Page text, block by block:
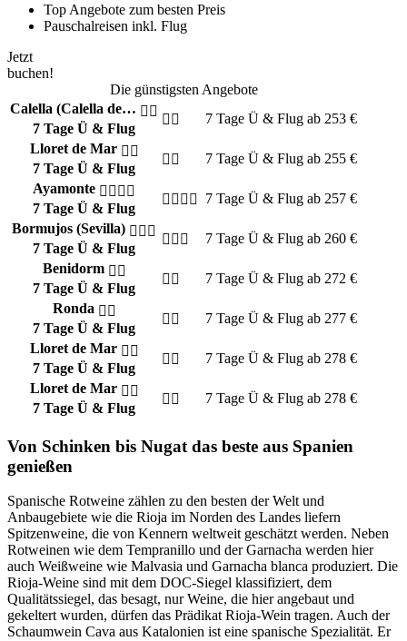
Top Angebote zum besten Preis
Pauschalreisen inkl. Flug
Jetzt
buchen!
Die günstigsten Angebote
Calella (Calella de…
7 Tage Ü & Flug
7 Tage Ü & Flug ab 253 €
Lloret de Mar
7 Tage Ü & Flug
7 Tage Ü & Flug ab 255 €
Ayamonte
7 Tage Ü & Flug
7 Tage Ü & Flug ab 257 €
Bormujos (Sevilla)
7 Tage Ü & Flug
7 Tage Ü & Flug ab 260 €
Benidorm
7 Tage Ü & Flug
7 Tage Ü & Flug ab 272 €
Ronda
7 Tage Ü & Flug
7 Tage Ü & Flug ab 277 €
Lloret de Mar
7 Tage Ü & Flug
7 Tage Ü & Flug ab 278 €
Lloret de Mar
7 Tage Ü & Flug
7 Tage Ü & Flug ab 278 €
Von Schinken bis Nugat das beste aus Spanien
genießen
Spanische Rotweine zählen zu den besten der Welt und
Anbaugebiete wie die Rioja im Norden des Landes liefern
Spitzenweine, die von Kennern weltweit geschätzt werden. Neben
Rotweinen wie dem Tempranillo und der Garnacha werden hier
auch Weißweine wie Malvasia und Garnacha blanca produziert. Die
Rioja-Weine sind mit dem DOC-Siegel klassifiziert, dem
Qualitätssiegel, das besagt, nur Weine, die hier angebaut und
gekeltert wurden, dürfen das Prädikat Rioja-Wein tragen. Auch der
Schaumwein Cava aus Katalonien ist eine spanische Spezialität. Er